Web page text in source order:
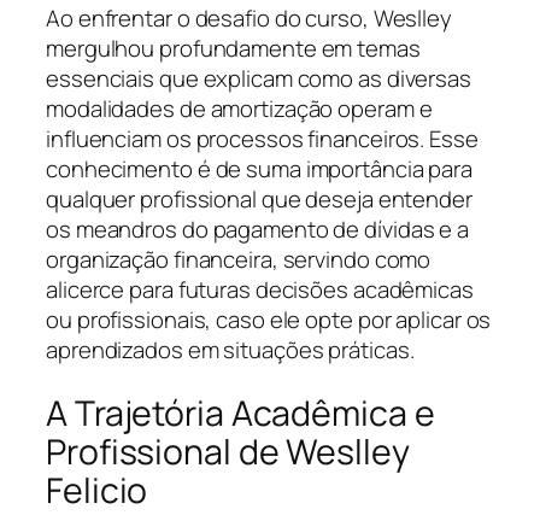
Ao enfrentar o desafio do curso, Weslley
mergulhou profundamente em temas
essenciais que explicam como as diversas
modalidades de amortização operam e
influenciam os processos financeiros. Esse
conhecimento é de suma importância para
qualquer profissional que deseja entender
os meandros do pagamento de dívidas e a
organização financeira, servindo como
alicerce para futuras decisões acadêmicas
ou profissionais, caso ele opte por aplicar os
aprendizados em situações práticas.
A Trajetória Acadêmica e
Profissional de Weslley
Felicio